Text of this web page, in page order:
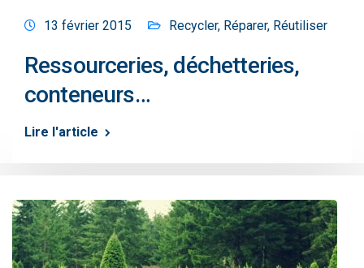
13 février 2015 Recycler, Réparer, Réutiliser
Ressourceries, déchetteries,
conteneurs…
Lire l'article